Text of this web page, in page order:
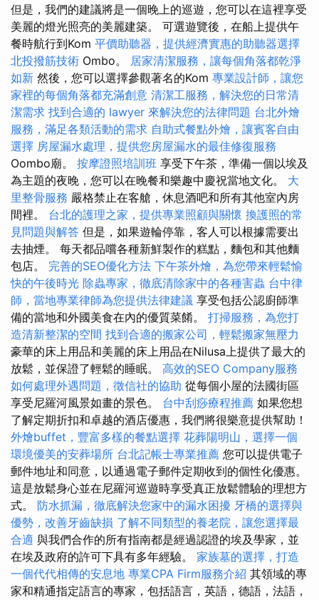
但是，我們的建議將是一個晚上的巡遊，您可以在這裡享受
美麗的燈光照亮的美麗建築。 可選遊覽後，在船上提供午
餐時航行到Kom 平價助聽器，提供經濟實惠的助聽器選擇
北投撥筋技術 Ombo。 居家清潔服務，讓每個角落都乾淨
如新 然後，您可以選擇參觀著名的Kom 專業設計師，讓您
家裡的每個角落都充滿創意 清潔工服務，解決您的日常清
潔需求 找到合適的 lawyer 來解決您的法律問題 台北外燴
服務，滿足各類活動的需求 自助式餐點外燴，讓賓客自由
選擇 房屋漏水處理，提供您房屋漏水的最佳修復服務
Oombo廟。 按摩證照培訓班 享受下午茶，準備一個以埃及
為主題的夜晚，您可以在晚餐和樂趣中慶祝當地文化。 大
里整骨服務 嚴格禁止在客艙，休息酒吧和所有其他室內房
間裡。 台北的護理之家，提供專業照顧與關懷 換護照的常
見問題與解答 但是，如果遊輪停靠，客人可以根據需要出
去抽煙。 每天都品嚐各種新鮮製作的糕點，麵包和其他麵
包店。 完善的SEO優化方法 下午茶外燴，為您帶來輕鬆愉
快的午後時光 除蟲專家，徹底清除家中的各種害蟲 台中律
師，當地專業律師為您提供法律建議 享受包括公認廚師準
備的當地和外國美食在內的優質菜餚。 打掃服務，為您打
造清新整潔的空間 找到合適的搬家公司，輕鬆搬家無壓力
豪華的床上用品和美麗的床上用品在Nilusa上提供了最大的
放鬆，並保證了輕鬆的睡眠。 高效的SEO Company服務
如何處理外遇問題，徵信社的協助 從每個小屋的法國街區
享受尼羅河風景如畫的景色。 台中刮痧療程推薦 如果您想
了解定期折扣和卓越的酒店優惠，我們將很樂意提供幫助！
外燴buffet，豐富多樣的餐點選擇 花葬陽明山，選擇一個
環境優美的安葬場所 台北記帳士專業推薦 您可以提供電子
郵件地址和同意，以通過電子郵件定期收到的個性化優惠。
這是放鬆身心並在尼羅河巡遊時享受真正放鬆體驗的理想方
式。 防水抓漏，徹底解決您家中的漏水困擾 牙橋的選擇與
優勢，改善牙齒缺損 了解不同類型的養老院，讓您選擇最
合適 與我們合作的所有指南都是經過認證的埃及學家，並
在埃及政府的許可下具有多年經驗。 家族墓的選擇，打造
一個代代相傳的安息地 專業CPA Firm服務介紹 其領域的專
家和精通指定語言的專家，包括語言，英語，德語，法語，